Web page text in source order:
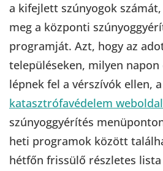
a kifejlett szúnyogok
meg a központi
programját. Azt, hogy az
településeken, milyen
lépnek fel a vérszívók ellen, a
katasztrófavédelem
szúnyoggyérítés
heti programok között
hétfőn frissülő részletes